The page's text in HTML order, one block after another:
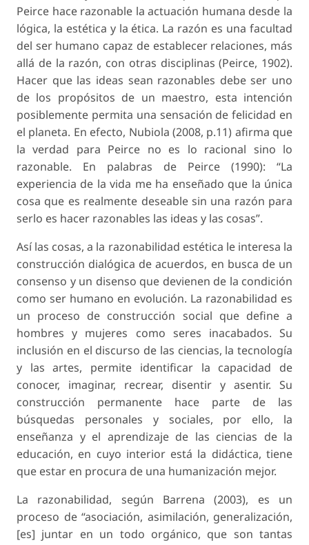
Peirce hace razonable la actuación humana desde la
lógica, la estética y la ética. La razón es una facultad
del ser humano capaz de establecer relaciones, más
allá de la razón, con otras disciplinas (Peirce, 1902).
Hacer que las ideas sean razonables debe ser uno
de los propósitos de un maestro, esta intención
posiblemente permita una sensación de felicidad en
el planeta. En efecto, Nubiola (2008, p.11) afirma que
la verdad para Peirce no es lo racional sino lo
razonable. En palabras de Peirce (1990): “La
experiencia de la vida me ha enseñado que la única
cosa que es realmente deseable sin una razón para
serlo es hacer razonables las ideas y las cosas”.
Así las cosas, a la razonabilidad estética le interesa la
construcción dialógica de acuerdos, en busca de un
consenso y un disenso que devienen de la condición
como ser humano en evolución. La razonabilidad es
un proceso de construcción social que define a
hombres y mujeres como seres inacabados. Su
inclusión en el discurso de las ciencias, la tecnología
y las artes, permite identificar la capacidad de
conocer, imaginar, recrear, disentir y asentir. Su
construcción permanente hace parte de las
búsquedas personales y sociales, por ello, la
enseñanza y el aprendizaje de las ciencias de la
educación, en cuyo interior está la didáctica, tiene
que estar en procura de una humanización mejor.
La razonabilidad, según Barrena (2003), es un
proceso de “asociación, asimilación, generalización,
[es] juntar en un todo orgánico, que son tantas